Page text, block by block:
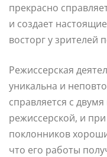
прекрасно
и создает
восторг у зрителей
Режиссерская
уникальна и
справляется с
режиссерской, и
поклонников
что его работы